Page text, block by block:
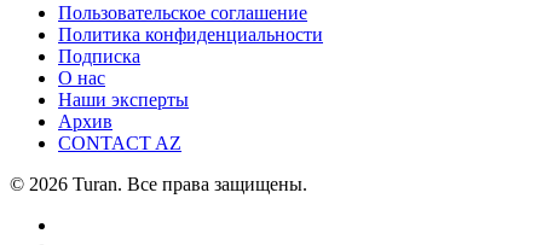
Пользовательское соглашение
Политика конфиденциальности
Подписка
О нас
Наши эксперты
Архив
CONTACT AZ
© 2026 Turan. Все права защищены.